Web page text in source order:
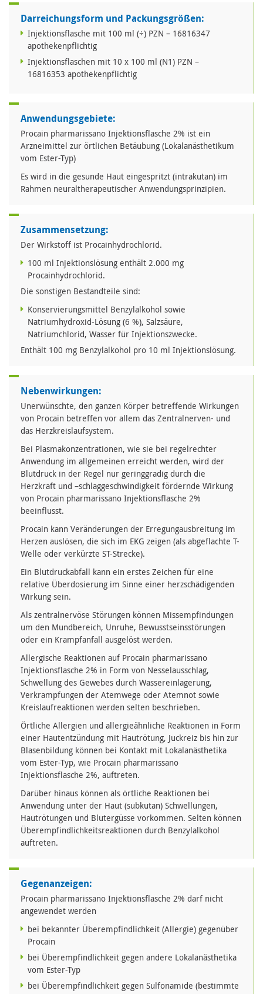
Darreichungsform und Packungsgrößen:
Injektionsflasche mit 100 ml (÷) PZN – 16816347
apothekenpflichtig
Injektionsflaschen mit 10 x 100 ml (N1) PZN –
16816353 apothekenpflichtig
Anwendungsgebiete:
Procain pharmarissano Injektionsflasche 2% ist ein
Arzneimittel zur örtlichen Betäubung (Lokalanästhetikum
vom Ester-Typ)
Es wird in die gesunde Haut eingespritzt (intrakutan) im
Rahmen neuraltherapeutischer Anwendungsprinzipien.
Zusammensetzung:
Der Wirkstoff ist Procainhydrochlorid.
100 ml Injektionslösung enthält 2.000 mg
Procainhydrochlorid.
Die sonstigen Bestandteile sind:
Konservierungsmittel Benzylalkohol sowie
Natriumhydroxid-Lösung (6 %), Salzsäure,
Natriumchlorid, Wasser für Injektionszwecke.
Enthält 100 mg Benzylalkohol pro 10 ml Injektionslösung.
Nebenwirkungen:
Unerwünschte, den ganzen Körper betreffende Wirkungen
von Procain betreffen vor allem das Zentralnerven- und
das Herzkreislaufsystem.
Bei Plasmakonzentrationen, wie sie bei regelrechter
Anwendung im allgemeinen erreicht werden, wird der
Blutdruck in der Regel nur geringgradig durch die
Herzkraft und –schlaggeschwindigkeit fördernde Wirkung
von Procain pharmarissano Injektionsflasche 2%
beeinflusst.
Procain kann Veränderungen der Erregungausbreitung im
Herzen auslösen, die sich im EKG zeigen (als abgeflachte T-
Welle oder verkürzte ST-Strecke).
Ein Blutdruckabfall kann ein erstes Zeichen für eine
relative Überdosierung im Sinne einer herzschädigenden
Wirkung sein.
Als zentralnervöse Störungen können Missempfindungen
um den Mundbereich, Unruhe, Bewusstseinsstörungen
oder ein Krampfanfall ausgelöst werden.
Allergische Reaktionen auf Procain pharmarissano
Injektionsflasche 2% in Form von Nesselausschlag,
Schwellung des Gewebes durch Wassereinlagerung,
Verkrampfungen der Atemwege oder Atemnot sowie
Kreislaufreaktionen werden selten beschrieben.
Örtliche Allergien und allergieähnliche Reaktionen in Form
einer Hautentzündung mit Hautrötung, Juckreiz bis hin zur
Blasenbildung können bei Kontakt mit Lokalanästhetika
vom Ester-Typ, wie Procain pharmarissano
Injektionsflasche 2%, auftreten.
Darüber hinaus können als örtliche Reaktionen bei
Anwendung unter der Haut (subkutan) Schwellungen,
Hautrötungen und Blutergüsse vorkommen. Selten können
Überempfindlichkeitsreaktionen durch Benzylalkohol
auftreten.
Gegenanzeigen:
Procain pharmarissano Injektionsflasche 2% darf nicht
angewendet werden
bei bekannter Überempfindlichkeit (Allergie) gegenüber
Procain
bei Überempfindlichkeit gegen andere Lokalanästhetika
vom Ester-Typ
bei Überempfindlichkeit gegen Sulfonamide (bestimmte